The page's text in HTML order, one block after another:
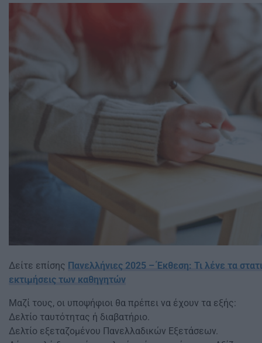
Δείτε επίσης Πανελλήνιες 2025 – Έκθεση: Τι λένε τα
εκτιμήσεις των καθηγητών
Μαζί τους, οι υποψήφιοι θα πρέπει να έχουν τα εξής:
Δελτίο ταυτότητας ή διαβατήριο.
Δελτίο εξεταζομένου Πανελλαδικών Εξετάσεων.